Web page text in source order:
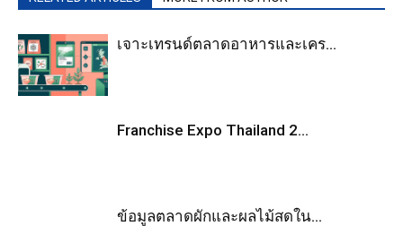
เจาะเทรนด์ตลาดอาหารและเคร...
Franchise Expo Thailand 2...
ข้อมูลตลาดผักและผลไม้สดใน...